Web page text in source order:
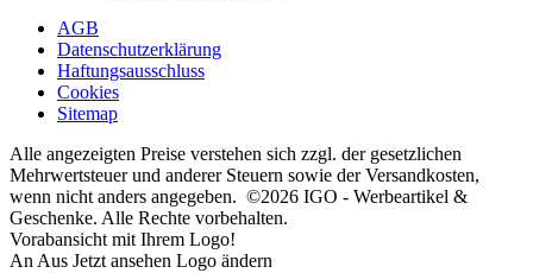
AGB
Datenschutzerklärung
Haftungsausschluss
Cookies
Sitemap
Alle angezeigten Preise verstehen sich zzgl. der gesetzlichen
Mehrwertsteuer und anderer Steuern sowie der Versandkosten,
wenn nicht anders angegeben. ©2026 IGO - Werbeartikel &
Geschenke. Alle Rechte vorbehalten.
Vorabansicht mit Ihrem Logo!
An Aus Jetzt ansehen Logo ändern